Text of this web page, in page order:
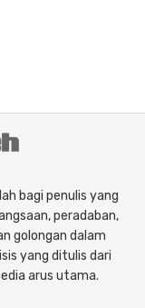
bagi penulis yang
peradaban,
golongan dalam
yang ditulis dari
arus utama.